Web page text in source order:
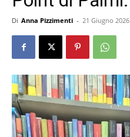
Di Anna Pizzimenti - 21 Giugno 2026